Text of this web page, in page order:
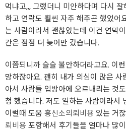
먹냐고,,, 그랬더니 미안하다며 다시
하고 연락도 훨씬 자주 해주곤 했었어
는 사람이라서 괜찮았는데 이건 연막
간은 점점 더 늦어만 갔습니다.
이쯤되니까 슬슬 불안하더라고요. 이
망하잖아요. 괜히 내가 의심이 많은
아서 사람들 입방아에 오르내리는 것
청 했습니다. 저도 일하는 사람이라서
이럴때 도움 흥신소의뢰비용 있는 거
뢰비용 포함해서 후기들을 얼마나 많